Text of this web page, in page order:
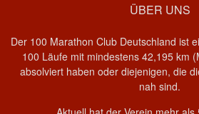
ÜBER UNS
Der 100 Marathon Club Deutschland ist
100 Läufe mit mindestens 42,195 km
absolviert haben oder diejenigen, die
nah sind.